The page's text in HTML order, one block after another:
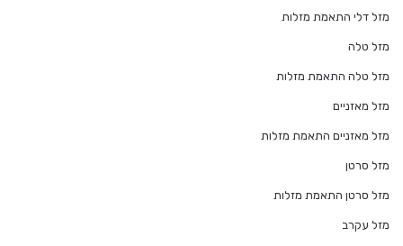
מזל דלי התאמת מזלות
מזל טלה
מזל טלה התאמת מזלות
מזל מאזניים
מזל מאזניים התאמת מזלות
מזל סרטן
מזל סרטן התאמת מזלות
מזל עקרב